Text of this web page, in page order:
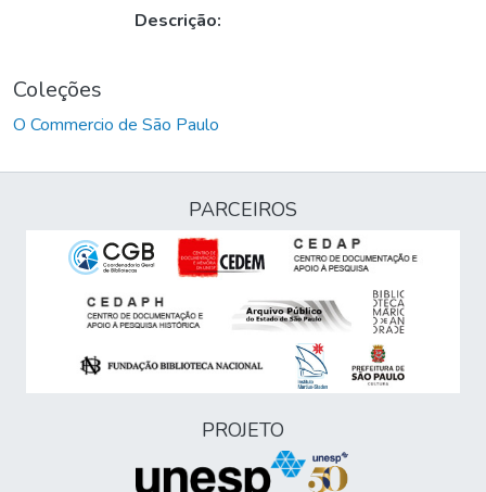
Descrição:
Coleções
O Commercio de São Paulo
PARCEIROS
PROJETO